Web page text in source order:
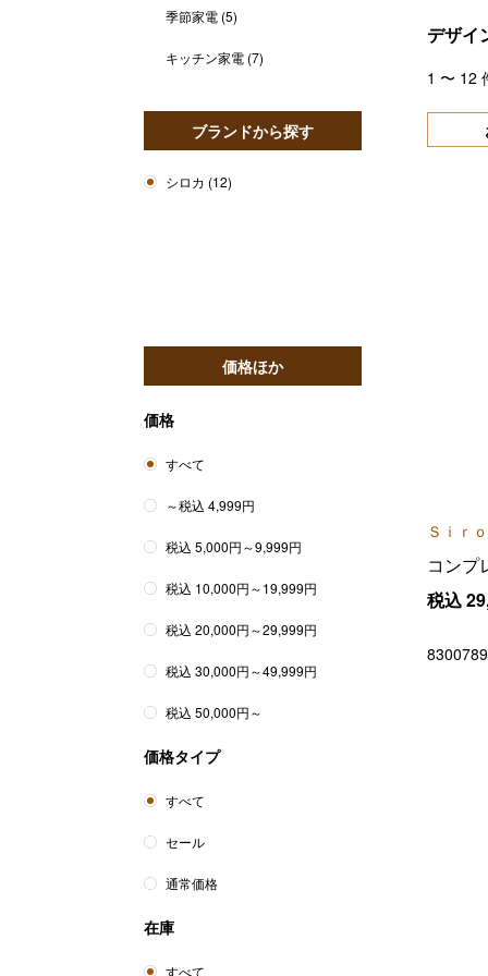
デザイ
1 〜 12
Ｓｉｒ
コンプ
税込
季節家電 (5)
キッチン家電 (7)
ブランドから探す
シロカ (12)
価格ほか
価格
すべて
～税込 4,999円
税込 5,000円～9,999円
税込 10,000円～19,999円
税込 20,000円～29,999円
税込 30,000円～49,999円
税込 50,000円～
価格タイプ
すべて
セール
通常価格
在庫
すべて